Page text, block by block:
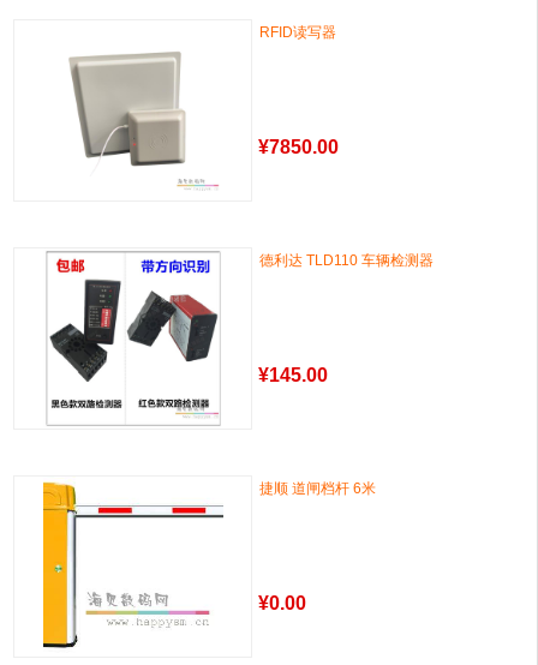
RFID读写器
¥7850.00
德利达 TLD110 车辆检测器
¥145.00
捷顺 道闸档杆 6米
¥0.00